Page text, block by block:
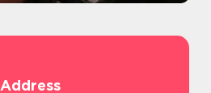
Address